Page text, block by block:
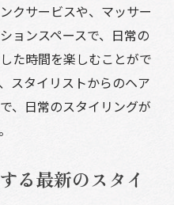
クサービスや、マッサー
ョンスペースで、日常の
た時間を楽しむことがで
スタイリストからのヘア
、日常のスタイリングが
る最新のスタイ